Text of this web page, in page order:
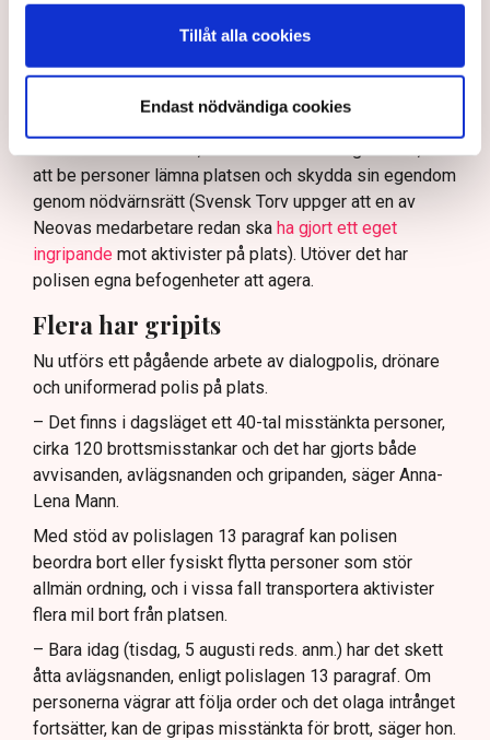
Tillåt alla cookies
Endast nödvändiga cookies
och näringsverksamhet mot den typen av störningar.
Nu svarar polisen på kritiken.
Enligt Anna-Lena Mann, polisinspektör vid
kommunikationsavdelningen i region Väst, har
att be personer lämna platsen och skydda sin egendom
genom nödvärnsrätt (Svensk Torv uppger att en av
Neovas medarbetare redan ska ha gjort ett eget
ingripande mot aktivister på plats). Utöver det har
polisen egna befogenheter att agera.
Flera har gripits
Nu utförs ett pågående arbete av dialogpolis, drönare
och uniformerad polis på plats.
– Det finns i dagsläget ett 40-tal misstänkta personer,
cirka 120 brottsmisstankar och det har gjorts både
avvisanden, avlägsnanden och gripanden, säger Anna-
Lena Mann.
Med stöd av polislagen 13 paragraf kan polisen
beordra bort eller fysiskt flytta personer som stör
allmän ordning, och i vissa fall transportera aktivister
flera mil bort från platsen.
– Bara idag (tisdag, 5 augusti reds. anm.) har det skett
åtta avlägsnanden, enligt polislagen 13 paragraf. Om
personerna vägrar att följa order och det olaga intrånget
fortsätter, kan de gripas misstänkta för brott, säger hon.